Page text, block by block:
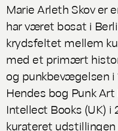
Marie Arleth Skov er
har været bosat i
krydsfeltet mellem
med et primært
og punkbevægelsen i
Hendes bog Punk
Intellect Books (UK) i
kurateret udstillingen